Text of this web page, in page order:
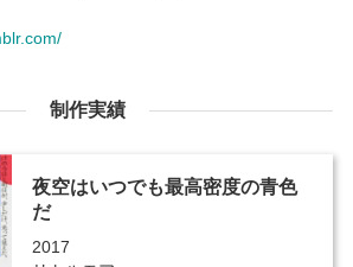
制作実績
夜空はいつでも最高密度の青色
だ
2017